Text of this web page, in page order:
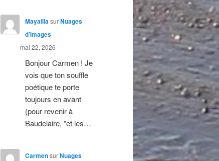
MayalilasurNuages
d’images
mai 22, 2026
Bonjour Carmen ! Je
vois que ton souffle
poétique te porte
toujours en avant
(pour revenir à
Baudelaire, "et les…
CarmensurNuages